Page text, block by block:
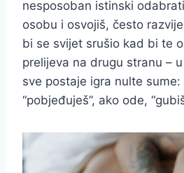
nesposoban istinski
osobu i osvojiš, često
bi se svijet srušio kad bi te
prelijeva na drugu stranu –
sve postaje igra nulte
“pobjeđuješ”, ako ode,